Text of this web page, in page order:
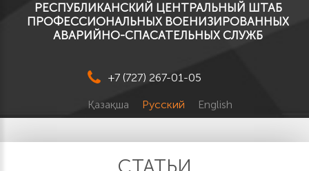
РЕСПУБЛИКАНСКИЙ ЦЕНТРАЛЬНЫЙ ШТАБ
ПРОФЕССИОНАЛЬНЫХ ВОЕНИЗИРОВАННЫХ
АВАРИЙНО-СПАСАТЕЛЬНЫХ СЛУЖБ
+7 (727) 267-01-05
Қазақша Русский English